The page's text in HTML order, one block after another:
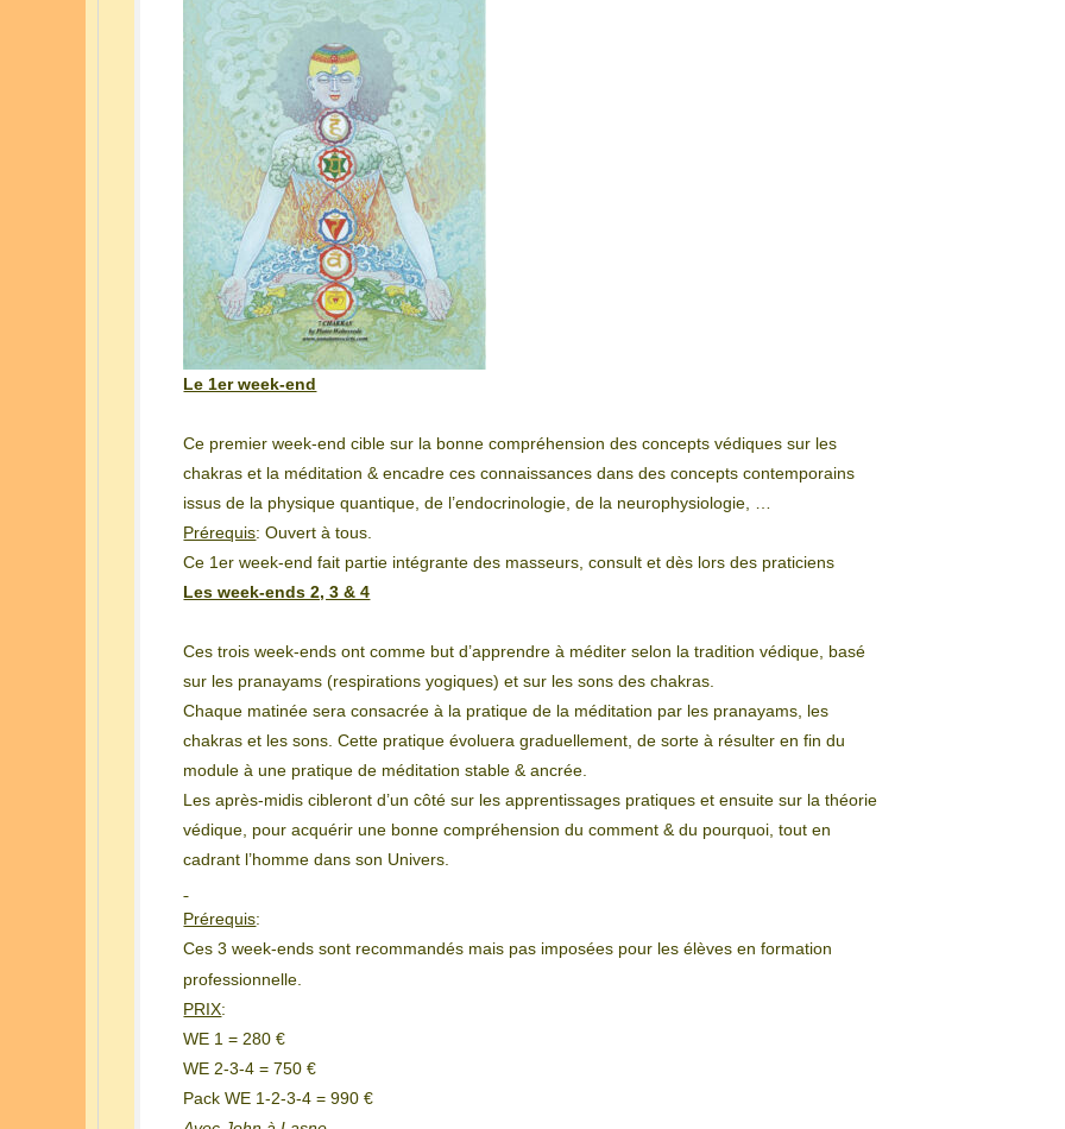
Le 1er week-end
Ce premier week-end cible sur la bonne compréhension des concepts védiques sur les
chakras et la méditation & encadre ces connaissances dans des concepts contemporains
issus de la physique quantique, de l’endocrinologie, de la neurophysiologie, …
Prérequis: Ouvert à tous.
Ce 1er week-end fait partie intégrante des masseurs, consult et dès lors des praticiens
Les week-ends 2, 3 & 4
Ces trois week-ends ont comme but d’apprendre à méditer selon la tradition védique, basé
sur les pranayams (respirations yogiques) et sur les sons des chakras.
Chaque matinée sera consacrée à la pratique de la méditation par les pranayams, les
chakras et les sons. Cette pratique évoluera graduellement, de sorte à résulter en fin du
module à une pratique de méditation stable & ancrée.
Les après-midis cibleront d’un côté sur les apprentissages pratiques et ensuite sur la théorie
védique, pour acquérir une bonne compréhension du comment & du pourquoi, tout en
cadrant l’homme dans son Univers.
Prérequis:
Ces 3 week-ends sont recommandés mais pas imposées pour les élèves en formation
professionnelle.
PRIX:
WE 1 = 280 €
WE 2-3-4 = 750 €
Pack WE 1-2-3-4 = 990 €